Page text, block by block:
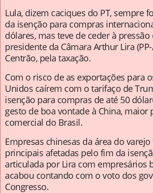
Lula, dizem caciques do PT, sempre
da isenção para compras
dólares, mas teve de ceder à
presidente da Câmara Arthur Lira
Centrão, pela taxação.
Com o risco de as exportações para
Unidos caírem com o tarifaço de
isenção para compras de até 50
gesto de boa vontade à China, maior
comercial do Brasil.
Empresas chinesas da área do
principais afetadas pelo fim da
articulada por Lira com empresários
acabou contando com o voto dos
Congresso.